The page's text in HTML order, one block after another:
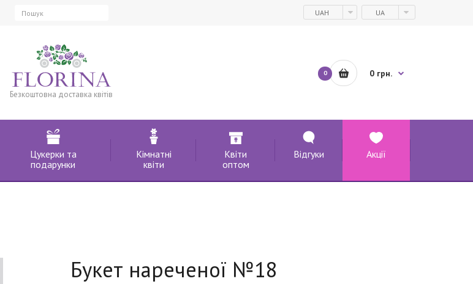
UAH UA
Безкоштовна доставка квітів
0 0 грн.
Цукерки та
подарунки
Кімнатні
квіти
Квіти
оптом
Відгуки Акції
Букет нареченої №18